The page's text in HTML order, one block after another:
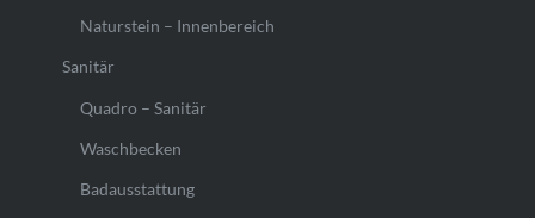
Naturstein – Innenbereich
Sanitär
Quadro – Sanitär
Waschbecken
Badausstattung